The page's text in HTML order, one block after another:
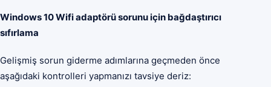
Windows 10 Wifi adaptörü sorunu için bağdaştırıcı
sıfırlama
Gelişmiş sorun giderme adımlarına geçmeden önce
aşağıdaki kontrolleri yapmanızı tavsiye deriz: